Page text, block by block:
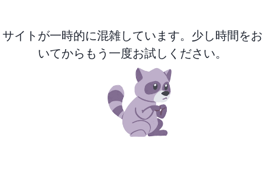
サイトが一時的に混雑しています。少し時間をお
いてからもう一度お試しください。